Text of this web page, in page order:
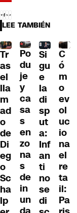
LEE TAMBIÉN
Tr
as
el
lla
m
ad
o
de
Di
eg
o
Sc
ha
lp
Po
du
je
y
ca
sa
s
en
zo
na
s
de
in
un
Si
gu
e
la
di
sp
ut
a:
Inf
an
ti
no
se
di
C
ó
m
o
ev
ol
uc
io
na
el
re
ta
il:
Pa